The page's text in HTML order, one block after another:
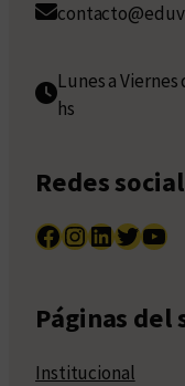
Lunes a Viernes
hs
Redes
Facebook InstagramLinkedIn Twitter YouTube
Páginas del
Institucional